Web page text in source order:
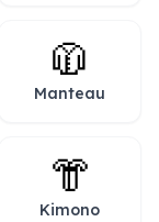
🧥
Manteau
👘
Kimono